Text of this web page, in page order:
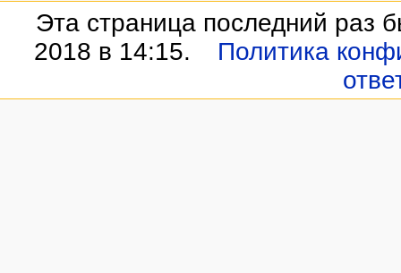
Эта страница последний раз
2018 в 14:15.
Политика